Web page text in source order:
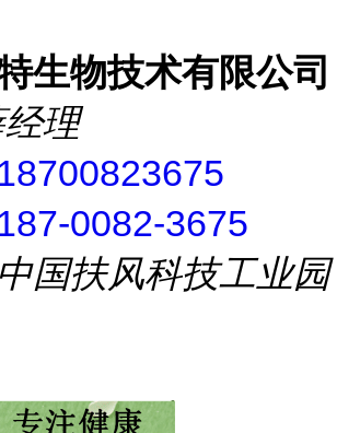
生物技术有限公司
理
0082-3675
国扶风科技工业园